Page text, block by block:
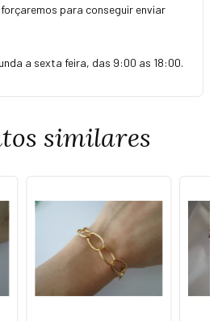
para conseguir enviar
a sexta feira, das 9:00 as 18:00.
similares